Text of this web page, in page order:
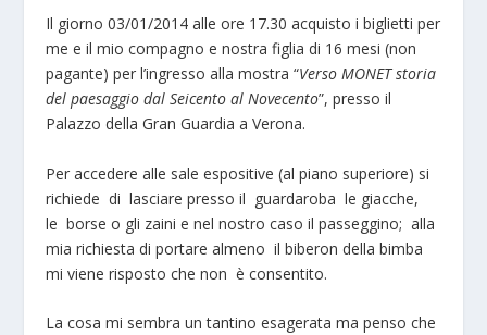
Il giorno 03/01/2014 alle ore 17.30 acquisto i biglietti per
me e il mio compagno e nostra figlia di 16 mesi (non
pagante) per l’ingresso alla mostra “Verso MONET storia
del paesaggio dal Seicento al Novecento”, presso il
Palazzo della Gran Guardia a Verona.
Per accedere alle sale espositive (al piano superiore) si
richiede di lasciare presso il guardaroba le giacche,
le borse o gli zaini e nel nostro caso il passeggino; alla
mia richiesta di portare almeno il biberon della bimba
mi viene risposto che non è consentito.
La cosa mi sembra un tantino esagerata ma penso che